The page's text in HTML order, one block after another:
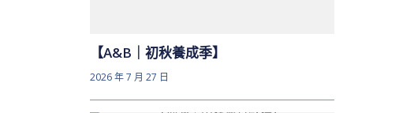
【A&B｜初秋養成季】
2026 年 7 月 27 日